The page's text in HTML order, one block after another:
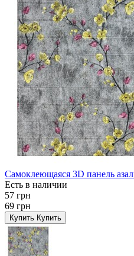
Самоклеющаяся 3D панель
Есть в наличии
57 грн
69 грн
Купить Купить